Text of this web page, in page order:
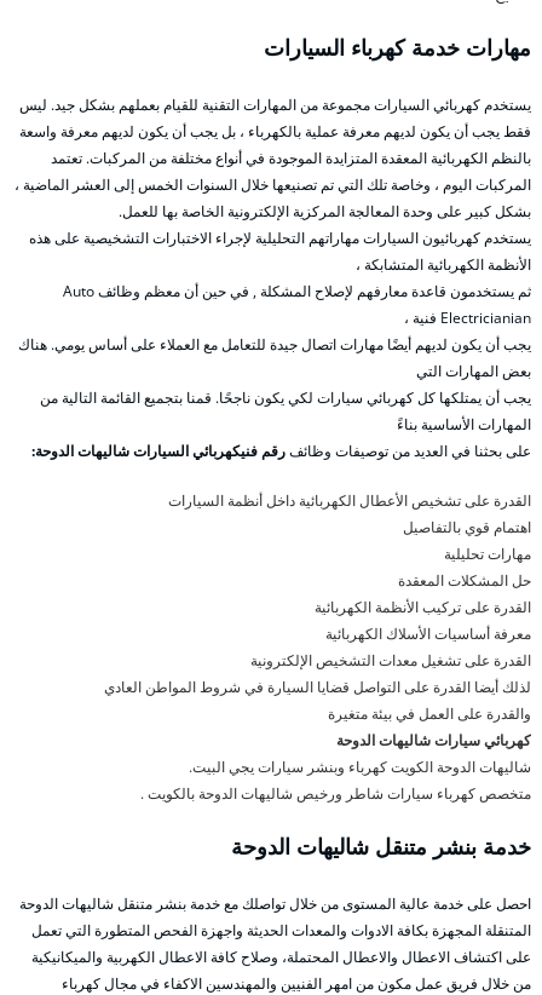
مهارات خدمة كهرباء السيارات
يستخدم كهربائي السيارات مجموعة من المهارات التقنية للقيام بعملهم بشكل جيد. ليس
فقط يجب أن يكون لديهم معرفة عملية بالكهرباء ، بل يجب أن يكون لديهم معرفة واسعة
بالنظم الكهربائية المعقدة المتزايدة الموجودة في أنواع مختلفة من المركبات. تعتمد
المركبات اليوم ، وخاصة تلك التي تم تصنيعها خلال السنوات الخمس إلى العشر الماضية ،
بشكل كبير على وحدة المعالجة المركزية الإلكترونية الخاصة بها للعمل.
يستخدم كهربائيون السيارات مهاراتهم التحليلية لإجراء الاختبارات التشخيصية على هذه
الأنظمة الكهربائية المتشابكة ،
ثم يستخدمون قاعدة معارفهم لإصلاح المشكلة , في حين أن معظم وظائف Auto
Electricianian فنية ،
يجب أن يكون لديهم أيضًا مهارات اتصال جيدة للتعامل مع العملاء على أساس يومي. هناك
بعض المهارات التي
يجب أن يمتلكها كل كهربائي سيارات لكي يكون ناجحًا. قمنا بتجميع القائمة التالية من
المهارات الأساسية بناءً
على بحثنا في العديد من توصيفات وظائفرقم فنيكهربائي السيارات شاليهات الدوحة:
القدرة على تشخيص الأعطال الكهربائية داخل أنظمة السيارات
اهتمام قوي بالتفاصيل
مهارات تحليلية
حل المشكلات المعقدة
القدرة على تركيب الأنظمة الكهربائية
معرفة أساسيات الأسلاك الكهربائية
القدرة على تشغيل معدات التشخيص الإلكترونية
لذلك أيضا القدرة على التواصل قضايا السيارة في شروط المواطن العادي
والقدرة على العمل في بيئة متغيرة
كهربائي سيارات شاليهات الدوحة
شاليهات الدوحة الكويت كهرباء وبنشر سيارات يجي البيت.
متخصص كهرباء سيارات شاطر ورخيص شاليهات الدوحة بالكويت .
خدمة بنشر متنقل شاليهات الدوحة
احصل على خدمة عالية المستوى من خلال تواصلك مع خدمة بنشر متنقل شاليهات الدوحة
المتنقلة المجهزة بكافة الادوات والمعدات الحديثة واجهزة الفحص المتطورة التي تعمل
على اكتشاف الاعطال والاعطال المحتملة، وصلاح كافة الاعطال الكهربية والميكانيكية
من خلال فريق عمل مكون من امهر الفنيين والمهندسين الاكفاء في مجال كهرباء